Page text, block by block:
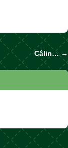
Câlin… →